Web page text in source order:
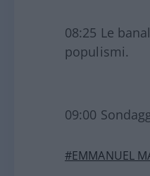
08:25 Le
populismi.
09:00
#EMMANUEL